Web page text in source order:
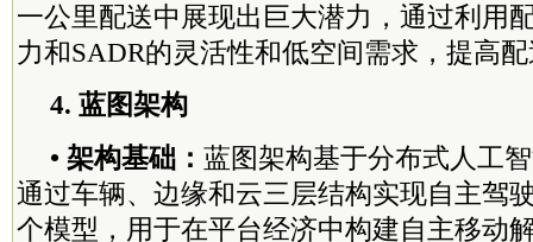
一公里配送中展现出巨大潜力，通过利用
力和SADR的灵活性和低空间需求，提高
4. 蓝图架构
• 架构基础： 蓝图架构基于分布式人工
通过车辆、边缘和云三层结构实现自主驾
个模型，用于在平台经济中构建自主移动